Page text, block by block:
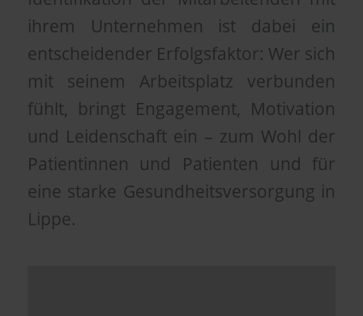
ihrem Unternehmen ist dabei ein
entscheidender Erfolgsfaktor: Wer sich
mit seinem Arbeitsplatz verbunden
fühlt, bringt Engagement, Motivation
und Leidenschaft ein – zum Wohl der
Patientinnen und Patienten und für
eine starke Gesundheitsversorgung in
Lippe.